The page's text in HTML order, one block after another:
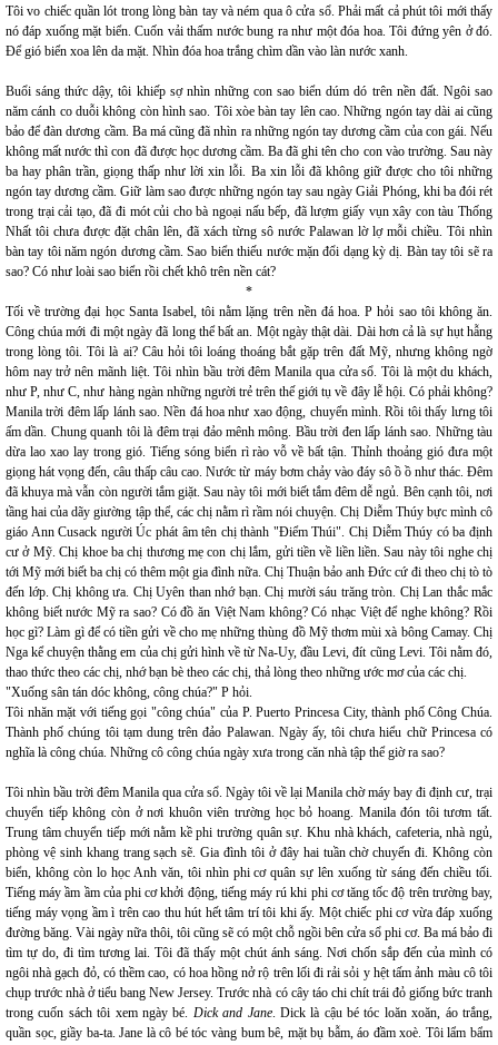
Tôi vo chiếc quần lót trong lòng bàn tay và ném qua ô cửa sổ. Phải mất cả phút tôi mới thấy
nó đáp xuống mặt biển. Cuốn vải thấm nước bung ra như một đóa hoa. Tôi đứng yên ở đó.
Để gió biển xoa lên da mặt. Nhìn đóa hoa trắng chìm dần vào làn nước xanh.
Buổi sáng thức dậy, tôi khiếp sợ nhìn những con sao biển dúm dó trên nền đất. Ngôi sao
năm cánh co duỗi không còn hình sao. Tôi xòe bàn tay lên cao. Những ngón tay dài ai cũng
bảo để đàn dương cầm. Ba má cũng đã nhìn ra những ngón tay dương cầm của con gái. Nếu
không mất nước thì con đã được học dương cầm. Ba đã ghi tên cho con vào trường. Sau này
ba hay phân trần, giọng thấp như lời xin lỗi. Ba xin lỗi đã không giữ được cho tôi những
ngón tay dương cầm. Giữ làm sao được những ngón tay sau ngày Giải Phóng, khi ba đói rét
trong trại cải tạo, đã đi mót củi cho bà ngoại nấu bếp, đã lượm giấy vụn xây con tàu Thống
Nhất tôi chưa được đặt chân lên, đã xách từng sô nước Palawan lờ lợ mỗi chiều. Tôi nhìn
bàn tay tôi năm ngón dương cầm. Sao biển thiếu nước mặn đổi dạng kỳ dị. Bàn tay tôi sẽ ra
sao? Có như loài sao biển rồi chết khô trên nền cát?
*
Tối về trường đại học Santa Isabel, tôi nằm lặng trên nền đá hoa. P hỏi sao tôi không ăn.
Công chúa mới đi một ngày đã long thể bất an. Một ngày thật dài. Dài hơn cả là sự hụt hẫng
trong lòng tôi. Tôi là ai? Câu hỏi tôi loáng thoáng bắt gặp trên đất Mỹ, nhưng không ngờ
hôm nay trở nên mãnh liệt. Tôi nhìn bầu trời đêm Manila qua cửa sổ. Tôi là một du khách,
như P, như C, như hàng ngàn những người trẻ trên thế giới tụ về đây lễ hội. Có phải không?
Manila trời đêm lấp lánh sao. Nền đá hoa như xao động, chuyển mình. Rồi tôi thấy lưng tôi
ấm dần. Chung quanh tôi là đêm trại đảo mênh mông. Bầu trời đen lấp lánh sao. Những tàu
dừa lao xao lay trong gió. Tiếng sóng biển rì rào vỗ về bất tận. Thỉnh thoảng gió đưa một
giọng hát vọng đến, câu thấp câu cao. Nước từ máy bơm chảy vào đáy sô ồ ồ như thác. Đêm
đã khuya mà vẫn còn người tắm giặt. Sau này tôi mới biết tắm đêm dễ ngủ. Bên cạnh tôi, nơi
tầng hai của dãy giường tập thể, các chị nằm rì rầm nói chuyện. Chị Diễm Thúy bực mình cô
giáo Ann Cusack người Úc phát âm tên chị thành "Điểm Thúi". Chị Diễm Thúy có ba định
cư ở Mỹ. Chị khoe ba chị thương mẹ con chị lắm, gửi tiền về liền liền. Sau này tôi nghe chị
tới Mỹ mới biết ba chị có thêm một gia đình nữa. Chị Thuận bảo anh Đức cứ đi theo chị tò tò
đến lớp. Chị không ưa. Chị Uyên than nhớ bạn. Chị mười sáu trăng tròn. Chị Lan thắc mắc
không biết nước Mỹ ra sao? Có đồ ăn Việt Nam không? Có nhạc Việt để nghe không? Rồi
học gì? Làm gì để có tiền gửi về cho mẹ những thùng đồ Mỹ thơm mùi xà bông Camay. Chị
Nga kể chuyện thằng em của chị gửi hình về từ Na-Uy, đầu Levi, đít cũng Levi. Tôi nằm đó,
thao thức theo các chị, nhớ bạn bè theo các chị, thả lòng theo những ước mơ của các chị.
"Xuống sân tán dóc không, công chúa?" P hỏi.
Tôi nhăn mặt với tiếng gọi "công chúa" của P. Puerto Princesa City, thành phố Công Chúa.
Thành phố chúng tôi tạm dung trên đảo Palawan. Ngày ấy, tôi chưa hiểu chữ Princesa có
nghĩa là công chúa. Những cô công chúa ngày xưa trong căn nhà tập thể giờ ra sao?
Tôi nhìn bầu trời đêm Manila qua cửa sổ. Ngày tôi về lại Manila chờ máy bay đi định cư, trại
chuyển tiếp không còn ở nơi khuôn viên trường học bỏ hoang. Manila đón tôi tươm tất.
Trung tâm chuyển tiếp mới nằm kề phi trường quân sự. Khu nhà khách, cafeteria, nhà ngủ,
phòng vệ sinh khang trang sạch sẽ. Gia đình tôi ở đây hai tuần chờ chuyến đi. Không còn
biển, không còn lo học Anh văn, tôi nhìn phi cơ quân sự lên xuống từ sáng đến chiều tối.
Tiếng máy ầm ầm của phi cơ khởi động, tiếng máy rú khi phi cơ tăng tốc độ trên trường bay,
tiếng máy vọng ầm ì trên cao thu hút hết tâm trí tôi khi ấy. Một chiếc phi cơ vừa đáp xuống
đường băng. Vài ngày nữa thôi, tôi cũng sẽ có một chỗ ngồi bên cửa sổ phi cơ. Ba má bảo đi
tìm tự do, đi tìm tương lai. Tôi đã thấy một chút ánh sáng. Nơi chốn sắp đến của mình có
ngôi nhà gạch đỏ, có thềm cao, có hoa hồng nở rộ trên lối đi rải sỏi y hệt tấm ảnh màu cô tôi
chụp trước nhà ở tiểu bang New Jersey. Trước nhà có cây táo chi chít trái đỏ giống bức tranh
trong cuốn sách tôi xem ngày bé. Dick and Jane. Dick là cậu bé tóc loăn xoăn, áo trắng,
quần sọc, giầy ba-ta. Jane là cô bé tóc vàng bum bê, mặt bụ bẫm, áo đầm xoè. Tôi lẩm bẩm